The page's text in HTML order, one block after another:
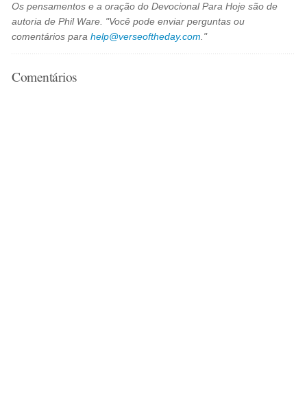
Os pensamentos e a oração do Devocional Para Hoje são de
autoria de Phil Ware. "Você pode enviar perguntas ou
comentários parahelp@verseoftheday.com ."
Comentários